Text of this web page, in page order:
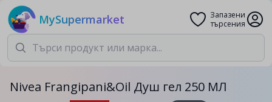
MySupermarket
Запазени
търсения
Nivea Frangipani&Oil Душ гел 250 МЛ